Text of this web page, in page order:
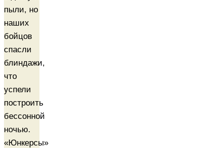
пыли, но
наших
бойцов
спасли
блиндажи,
что
успели
построить
бессонной
ночью.
«Юнкерсы»